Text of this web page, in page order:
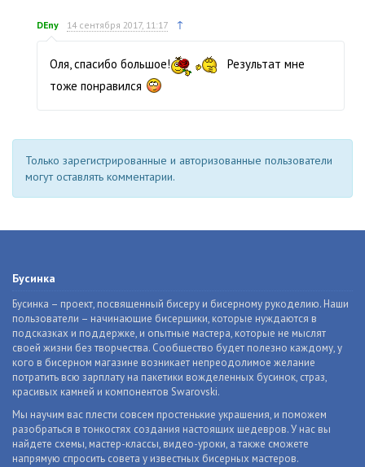
DEny 14 сентября 2017, 11:17 ↑
Оля, спасибо большое!
Результат мне
тоже понравился
Только зарегистрированные и авторизованные пользователи
могут оставлять комментарии.
Бусинка
Бусинка – проект, посвященный бисеру и бисерному рукоделию. Наши
пользователи – начинающие бисерщики, которые нуждаются в
подсказках и поддержке, и опытные мастера, которые не мыслят
своей жизни без творчества. Сообщество будет полезно каждому, у
кого в бисерном магазине возникает непреодолимое желание
потратить всю зарплату на пакетики вожделенных бусинок, страз,
красивых камней и компонентов Swarovski.
Мы научим вас плести совсем простенькие украшения, и поможем
разобраться в тонкостях создания настоящих шедевров. У нас вы
найдете схемы, мастер-классы, видео-уроки, а также сможете
напрямую спросить совета у известных бисерных мастеров.